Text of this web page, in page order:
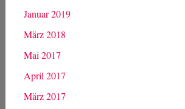
Januar 2019
März 2018
Mai 2017
April 2017
März 2017